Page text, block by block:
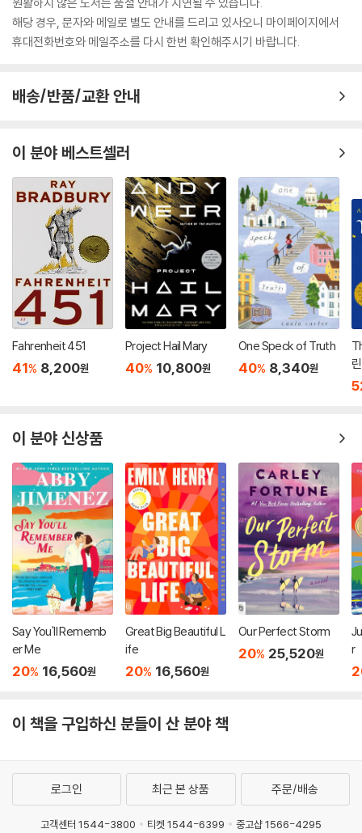
'A searing portrait of modern India' Tatler
d the depth of its compassion' Washington Post
해당 경우, 문자와 메일로 별도 안내를 드리고 있사오니 마이페이지에서
휴대전화번호와 메일주소를 다시 한번 확인해주시기 바랍니다.
배송/반품/교환 안내
이 분야 베스트셀러
Fahrenheit 451
41% 8,200원
Project Hail Mary
40% 10,800원
One Speck of Truth
40% 8,340원
이 분야 신상품
Say You'll Rememb
er Me
20% 16,560원
Great Big Beautiful L
ife
20% 16,560원
Our Perfect Storm
20% 25,520원
r
이 책을 구입하신 분들이 산 분야 책
로그인 최근 본 상품 주문/배송
고객센터 1544-3800 티켓 1544-6399 중고샵 1566-4295